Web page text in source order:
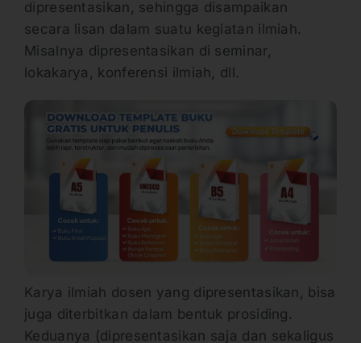
dipresentasikan, sehingga disampaikan
secara lisan dalam suatu kegiatan ilmiah.
Misalnya dipresentasikan di seminar,
lokakarya, konferensi ilmiah, dll.
Karya ilmiah dosen yang dipresentasikan, bisa
juga diterbitkan dalam bentuk prosiding.
Keduanya (dipresentasikan saja dan sekaligus